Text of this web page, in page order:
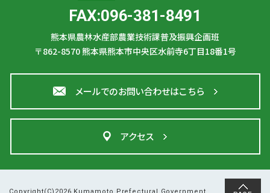
FAX:096-381-8491
熊本県農林水産部農業技術課普及振興企画班
〒862-8570熊本県熊本市中央区水前寺6丁目18番1号
メールでのお問い合わせはこちら
アクセス
Copyright(C)2026 Kumamoto Prefectural Government.